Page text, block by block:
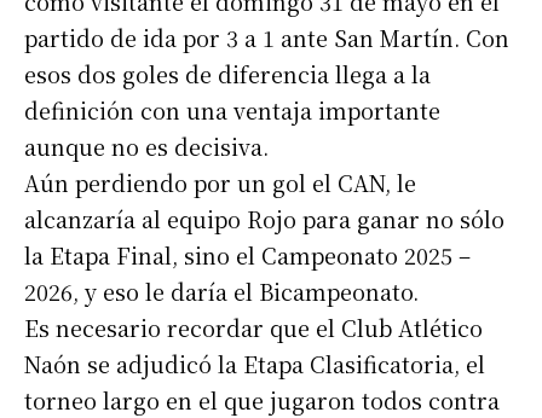
partido de ida por 3 a 1 ante San Martín. Con
esos dos goles de diferencia llega a la
definición con una ventaja importante
aunque no es decisiva.
Aún perdiendo por un gol el CAN, le
alcanzaría al equipo Rojo para ganar no sólo
la Etapa Final, sino el Campeonato 2025 –
2026, y eso le daría el Bicampeonato.
Es necesario recordar que el Club Atlético
Naón se adjudicó la Etapa Clasificatoria, el
torneo largo en el que jugaron todos contra